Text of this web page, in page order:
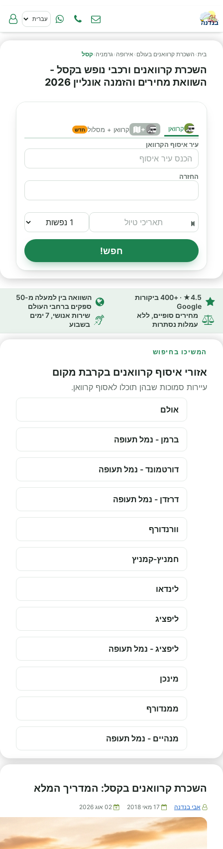
בית› השכרת קרוואנים בעולם › אירופה ›גרמניה ›קסל
השכרת קרוואנים ורכבי נופש בקסל -
השוואת מחירים והזמנה אונליין 2026
קרוואן + קרוואן + מסלול חדש
עיר איסוף הקרוואן
החזרה
חפש!
4.5★ · +400 ביקורות
Google
השוואה בין למעלה מ-50
ספקים ברחבי העולם
מחירים סופיים, ללא
עמלות נסתרות
שירות אנושי, 7 ימים
בשבוע
המשיכו בחיפוש
אזורי איסוף קרוואנים בקרבת מקום
עיירות סמוכות שבהן תוכלו לאסוף קרוואן.
אולם
ברמן - נמל תעופה
דורטמונד - נמל תעופה
דרזדן - נמל תעופה
וורנדורף
חמניץ-קמניץ
לינדאו
ליפציג
ליפציג - נמל תעופה
מינכן
ממנדורף
מנהיים - נמל תעופה
השכרת קרוואנים בקסל: המדריך המלא
אבי בנדנה 17 מאי 2018 02 אוג 2026